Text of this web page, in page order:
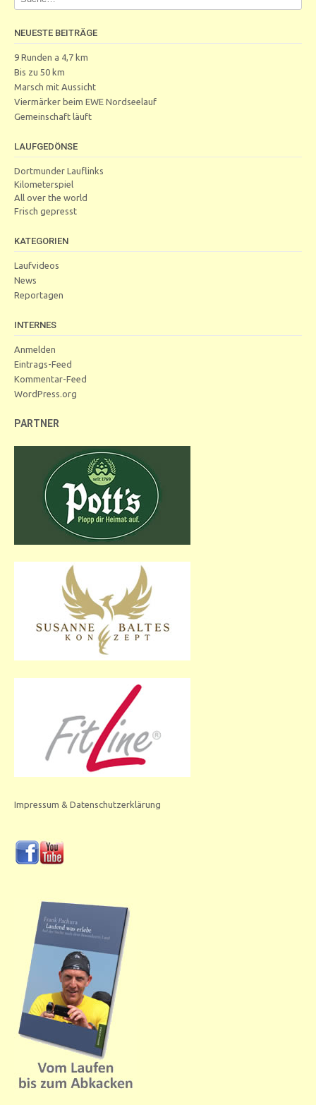
NEUESTE BEITRÄGE
9 Runden a 4,7 km
Bis zu 50 km
Marsch mit Aussicht
Viermärker beim EWE Nordseelauf
Gemeinschaft läuft
LAUFGEDÖNSE
Dortmunder Lauflinks
Kilometerspiel
All over the world
Frisch gepresst
KATEGORIEN
Laufvideos
News
Reportagen
INTERNES
Anmelden
Eintrags-Feed
Kommentar-Feed
WordPress.org
PARTNER
Impressum & Datenschutzerklärung